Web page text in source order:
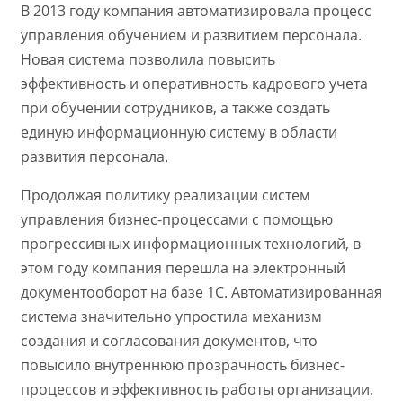
В 2013 году компания автоматизировала процесс
управления обучением и развитием персонала.
Новая система позволила повысить
эффективность и оперативность кадрового учета
при обучении сотрудников, а также создать
единую информационную систему в области
развития персонала.
Продолжая политику реализации систем
управления бизнес-процессами с помощью
прогрессивных информационных технологий, в
этом году компания перешла на электронный
документооборот на базе 1С. Автоматизированная
система значительно упростила механизм
создания и согласования документов, что
повысило внутреннюю прозрачность бизнес-
процессов и эффективность работы организации.